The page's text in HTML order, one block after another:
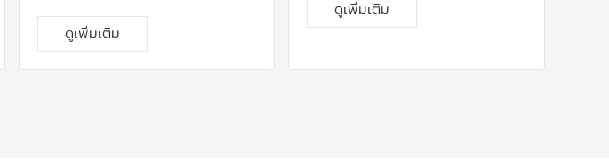
ดูเพิ่มเติม
ของขน ขนมีลักษณะสั้น คล้ายพรม
ทำความสะอาดง่ายไม่ยุ่งยาก สามารถ
เช่น การปูรองประดับสินค้า หรือ ชั้นวาง
ดูเพิ่มเติม